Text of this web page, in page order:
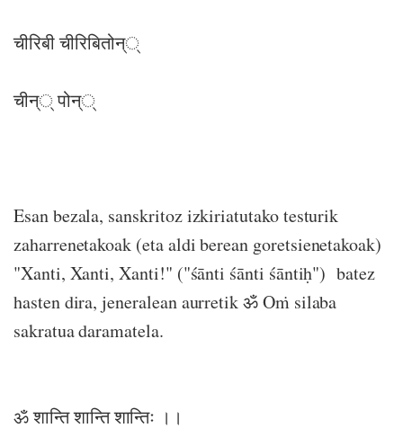
चीरिबी चीरिबितोन््
चीन्् पोन््
Esan bezala, sanskritoz izkiriatutako testurik
zaharrenetakoak (eta aldi berean goretsienetakoak)
"Xanti, Xanti, Xanti!" ("śānti śānti śāntiḥ") batez
hasten dira, jeneralean aurretik ॐ Oṁ silaba
sakratua daramatela.
ॐ शान्ति शान्ति शान्तिः ।।